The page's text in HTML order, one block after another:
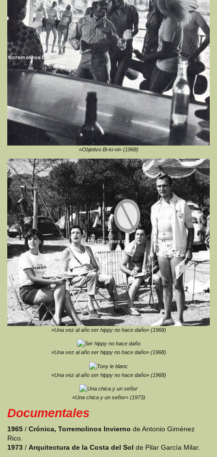
«Objetivo Bi-ki-ni» (1968)
«Una vez al año ser hippy no hace daño» (1968)
«Una vez al año ser hippy no hace daño» (1968)
«Una vez al año ser hippy no hace daño» (1968)
«Una chica y un señor» (1973)
Documentales
1965 / Crónica, Torremolinos Invierno de Antonio Giménez
Rico.
1973 / Arquitectura de la Costa del Sol de Pilar García Milar.